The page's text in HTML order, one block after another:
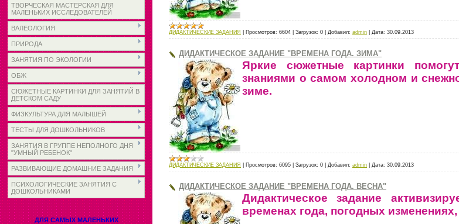
ТВОРЧЕСКАЯ МАСТЕРСКАЯ ДЛЯ
МАЛЕНЬКИХ ИССЛЕДОВАТЕЛЕЙ
ВАЛЕОЛОГИЯ
ПРИРОДА
ЗАНЯТИЯ ПО ЭКОЛОГИИ
ОБЖ
СЮЖЕТНЫЕ КАРТИНКИ ДЛЯ ЗАНЯТИЙ В
ДЕТСКОМ САДУ
ФИЗКУЛЬТУРА ДЛЯ МАЛЫШЕЙ
ТЕСТЫ ДЛЯ ДОШКОЛЬНИКОВ
ЗАНЯТИЯ В ГРУППЕ НЕПОЛНОГО ДНЯ
"УМНЫЙ РЕБЕНОК"
РАЗВИВАЮЩИЕ ДОМАШНИЕ ЗАДАНИЯ
ПСИХОЛОГИЧЕСКИЕ ЗАНЯТИЯ С
ДОШКОЛЬНИКАМИ
ДЛЯ САМЫХ МАЛЕНЬКИХ
ДИДАКТИЧЕСКИЕ ЗАДАНИЯ Просмотров: 6604 Загрузок: 0 Добавил: admin Дата: 30.09.2013
ДИДАКТИЧЕСКОЕ ЗАДАНИЕ "ВРЕМЕНА ГОДА. ЗИМА"
Яркие сюжетные картинки
знаниями о самом холодном и
зиме.
ДИДАКТИЧЕСКИЕ ЗАДАНИЯ Просмотров: 6095 Загрузок: 0 Добавил: admin Дата: 30.09.2013
ДИДАКТИЧЕСКОЕ ЗАДАНИЕ "ВРЕМЕНА ГОДА. ВЕСНА"
Дидактическое задание
временах года, погодных